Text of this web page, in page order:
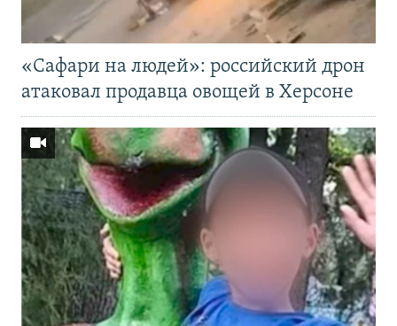
«Cафари на людей»: российский дрон
атаковал продавца овощей в Херсоне